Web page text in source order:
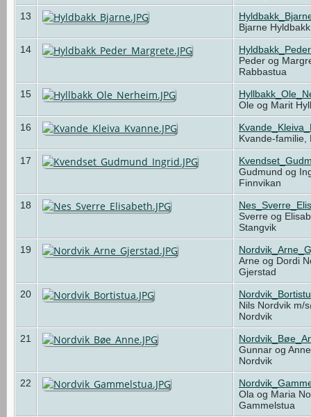
13
Bjarne
14
Peder og
Rabbastua
15
Ole og Marit
16
Kvande-
17
Gudmund og
Finnvikan
18
Sverre og
Stangvik
19
Arne og Dordi
Gjerstad
20
Nils Nordvik m/
Nordvik
21
Gunnar og
Nordvik
22
Ola og Maria
Gammelstua